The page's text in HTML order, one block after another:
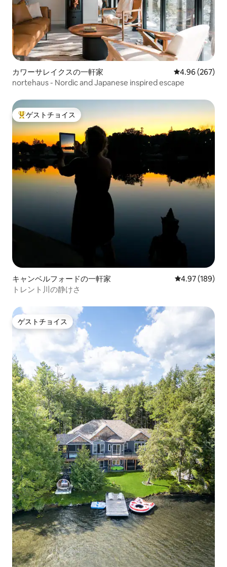
カワーサレイクスの一軒家 レビュー267
4.96 (267)
nortehaus - Nordic and Japanese inspired escape
大好評のゲストチョイスです。
ゲストチョイス
キャンベルフォードの一軒家 レビュー189
4.97 (189)
トレント川の静けさ
ゲストチョイス
ゲストチョイス